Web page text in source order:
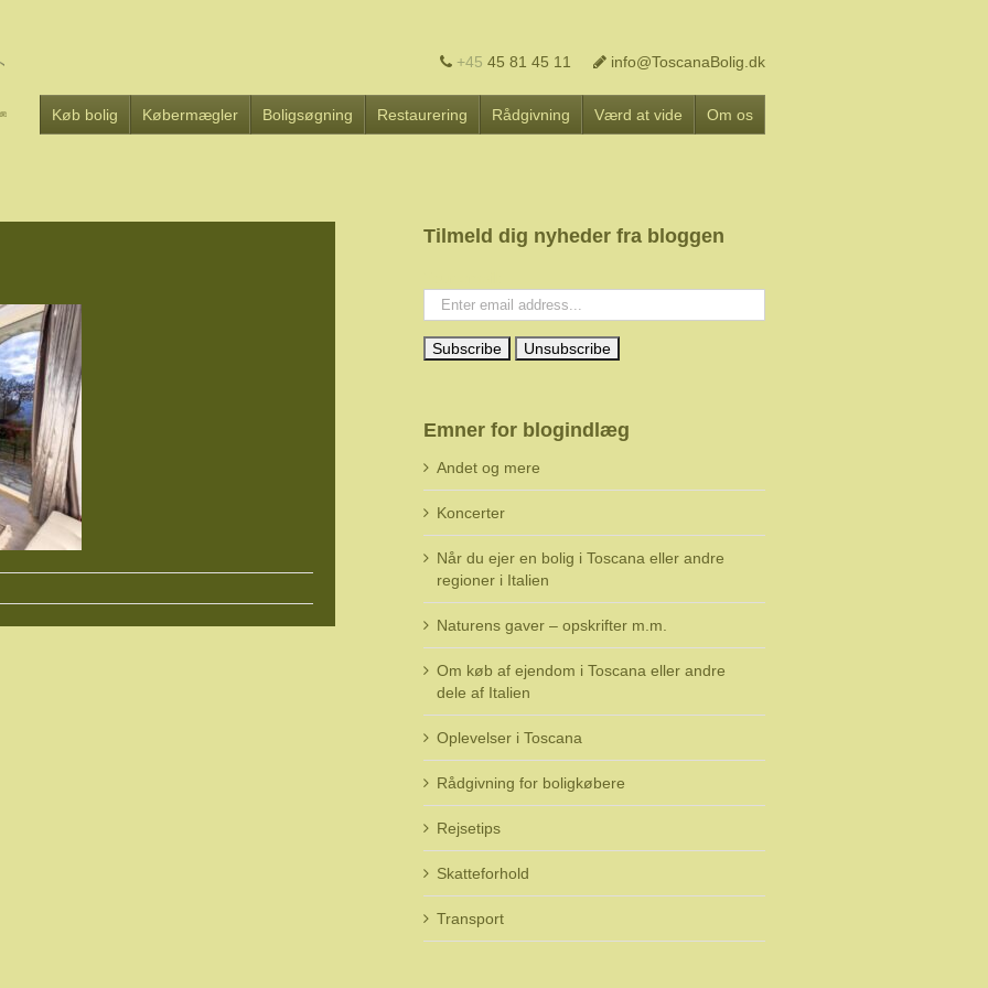
+45 45 81 45 11 info@ToscanaBolig.dk
Køb bolig Købermægler Boligsøgning Restaurering Rådgivning Værd at vide Om os
Tilmeld dig nyheder fra bloggen
Emner for blogindlæg
Andet og mere
Koncerter
Når du ejer en bolig i Toscana eller andre
regioner i Italien
Naturens gaver – opskrifter m.m.
Om køb af ejendom i Toscana eller andre
dele af Italien
Oplevelser i Toscana
Rådgivning for boligkøbere
Rejsetips
Skatteforhold
Transport